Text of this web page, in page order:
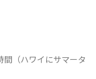
（ハワイにサマータ